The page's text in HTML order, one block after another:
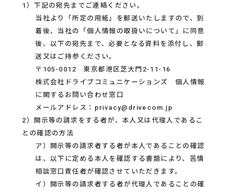
1）下記の宛先までご連絡ください。
当社より「所定の用紙」を郵送いたしますので、到
着後、当社の「個人情報の取扱いについて」に同意
後、以下の宛先まで、必要となる資料を添付し、郵
送又はご持参ください。
〒105-0012 東京都港区芝大門2-11-16
株式会社ドライブコミュニケーションズ 個人情報
に関するお問い合わせ窓口
メールアドレス：privacy@drivecom.jp
2）開示等の請求をする者が、本人又は代理人であるこ
との確認の方法
ア）開示等の請求者する者が本人であることの確認
は、以下に定める本人を確認する書類により、苦情
相談窓口責任者が確認させていただきます。
イ）開示等の請求者する者が代理人であることの確